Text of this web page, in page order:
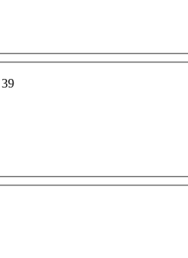
39